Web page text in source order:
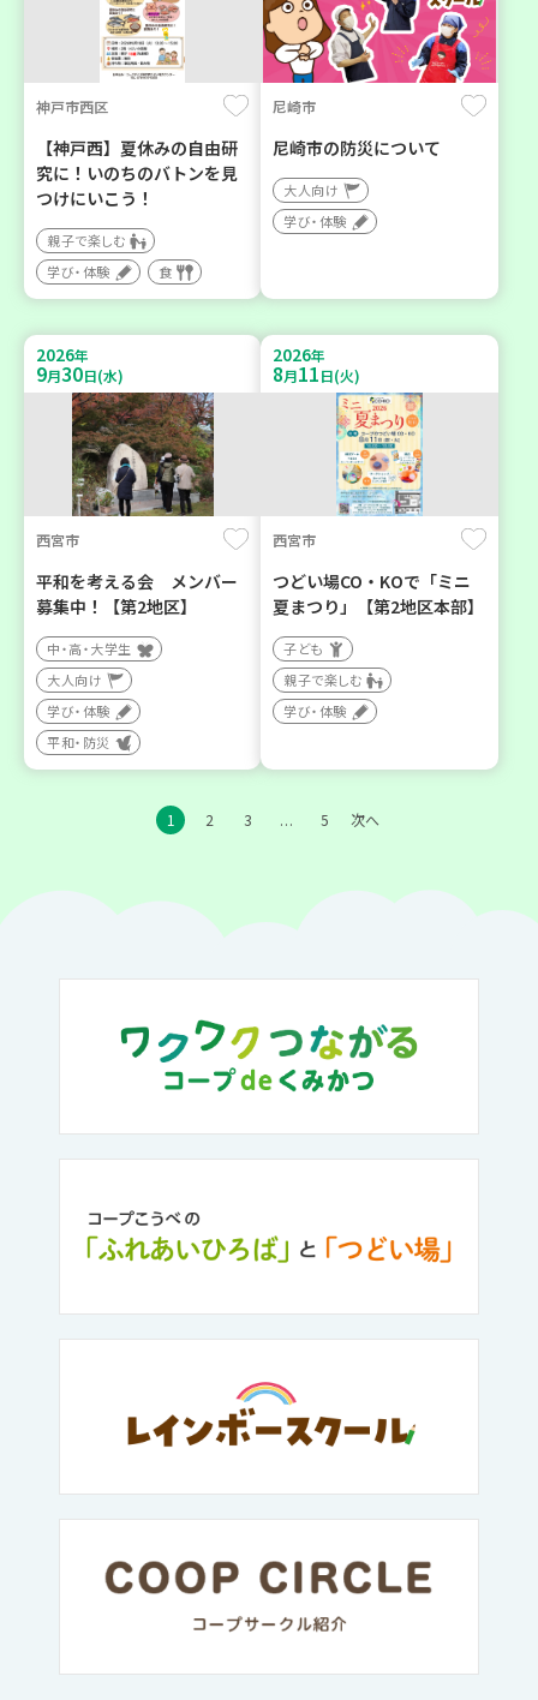
神戸市西区
【神戸西】夏休みの自由研
究に！いのちのバトンを見
つけにいこう！
親子で楽しむ
学び・体験
食
尼崎市
尼崎市の防災について
大人向け
学び・体験
2026年
9月30日(水)
西宮市
平和を考える会 メンバー
募集中！【第2地区】
中・高・大学生
大人向け
学び・体験
平和・防災
2026年
8月11日(火)
西宮市
つどい場CO・KOで「ミニ
夏まつり」【第2地区本部】
子ども
親子で楽しむ
学び・体験
1 2 3 … 5 次へ